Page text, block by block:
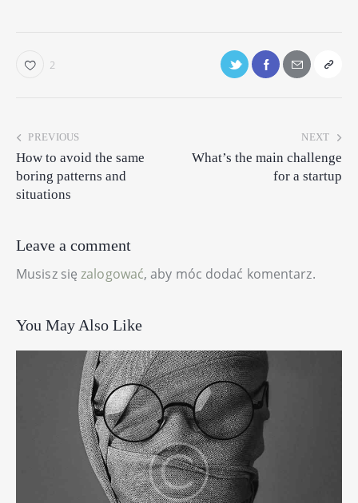
2
PREVIOUS
How to avoid the same
boring patterns and
situations
NEXT
What’s the main challenge
for a startup
Leave a comment
Musisz sięzalogować, aby móc dodać komentarz.
You May Also Like